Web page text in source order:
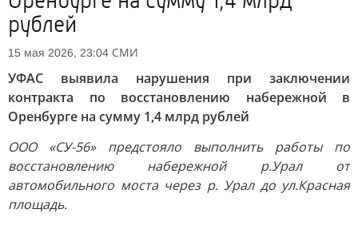
рублей
15 мая 2026, 23:04 СМИ
УФАС выявила нарушения при заключении
контракта по восстановлению набережной в
Оренбурге на сумму 1,4 млрд рублей
ООО «СУ-56» предстояло выполнить работы по
восстановлению набережной р.Урал от
автомобильного моста через р. Урал до ул.Красная
площадь.